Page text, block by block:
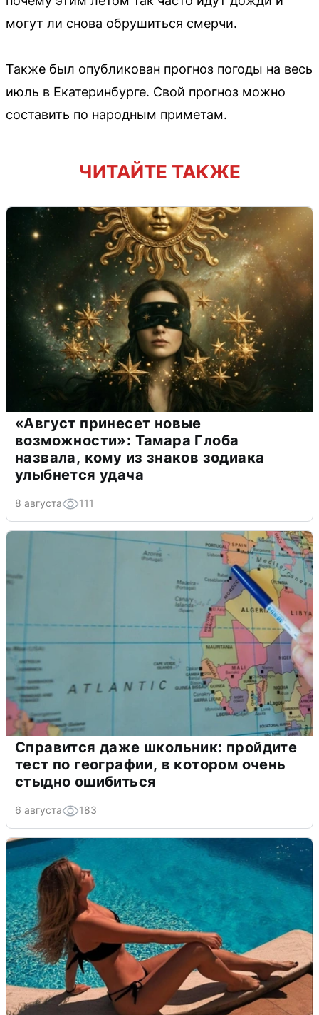
могут ли снова обрушиться смерчи.
Также был опубликован прогноз погоды на весь
июль в Екатеринбурге. Свой прогноз можно
составить по народным приметам.
ЧИТАЙТЕ ТАКЖЕ
«Август принесет новые
возможности»: Тамара Глоба
назвала, кому из знаков зодиака
улыбнется удача
8 августа 111
Справится даже школьник: пройдите
тест по географии, в котором очень
стыдно ошибиться
6 августа 183